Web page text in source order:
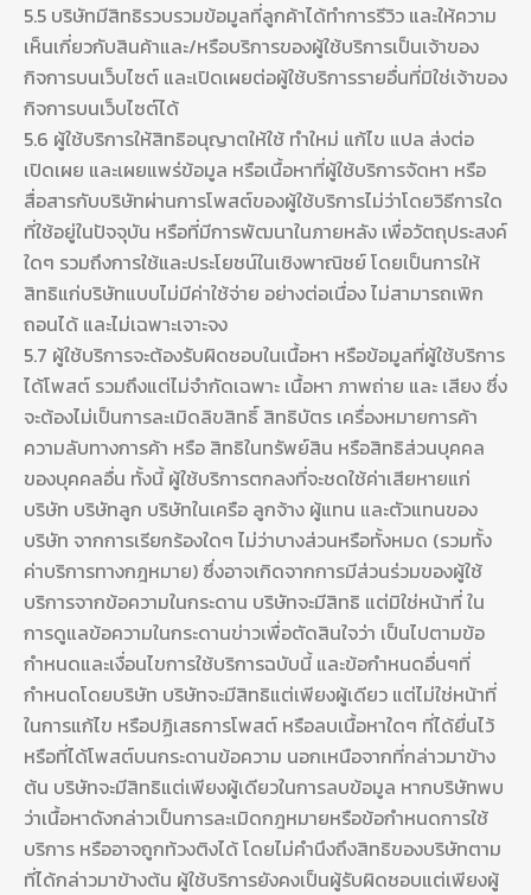
5.5 บริษัทมีสิทธิรวบรวมข้อมูลที่ลูกค้าได้ทำการรีวิว และให้ความ
เห็นเกี่ยวกับสินค้าและ/หรือบริการของผู้ใช้บริการเป็นเจ้าของ
กิจการบนเว็บไซต์ และเปิดเผยต่อผู้ใช้บริการรายอื่นที่มิใช่เจ้าของ
กิจการบนเว็บไซต์ได้
5.6 ผู้ใช้บริการให้สิทธิอนุญาตให้ใช้ ทำใหม่ แก้ไข แปล ส่งต่อ
เปิดเผย และเผยแพร่ข้อมูล หรือเนื้อหาที่ผู้ใช้บริการจัดหา หรือ
สื่อสารกับบริษัทผ่านการโพสต์ของผู้ใช้บริการไม่ว่าโดยวิธีการใด
ที่ใช้อยู่ในปัจจุบัน หรือที่มีการพัฒนาในภายหลัง เพื่อวัตถุประสงค์
ใดๆ รวมถึงการใช้และประโยชน์ในเชิงพาณิชย์ โดยเป็นการให้
สิทธิแก่บริษัทแบบไม่มีค่าใช้จ่าย อย่างต่อเนื่อง ไม่สามารถเพิก
ถอนได้ และไม่เฉพาะเจาะจง
5.7 ผู้ใช้บริการจะต้องรับผิดชอบในเนื้อหา หรือข้อมูลที่ผู้ใช้บริการ
ได้โพสต์ รวมถึงแต่ไม่จำกัดเฉพาะ เนื้อหา ภาพถ่าย และ เสียง ซึ่ง
จะต้องไม่เป็นการละเมิดลิขสิทธิ์ สิทธิบัตร เครื่องหมายการค้า
ความลับทางการค้า หรือ สิทธิในทรัพย์สิน หรือสิทธิส่วนบุคคล
ของบุคคลอื่น ทั้งนี้ ผู้ใช้บริการตกลงที่จะชดใช้ค่าเสียหายแก่
บริษัท บริษัทลูก บริษัทในเครือ ลูกจ้าง ผู้แทน และตัวแทนของ
บริษัท จากการเรียกร้องใดๆ ไม่ว่าบางส่วนหรือทั้งหมด (รวมทั้ง
ค่าบริการทางกฎหมาย) ซึ่งอาจเกิดจากการมีส่วนร่วมของผู้ใช้
บริการจากข้อความในกระดาน บริษัทจะมีสิทธิ แต่มิใช่หน้าที่ ใน
การดูแลข้อความในกระดานข่าวเพื่อตัดสินใจว่า เป็นไปตามข้อ
กำหนดและเงื่อนไขการใช้บริการฉบับนี้ และข้อกำหนดอื่นๆที่
กำหนดโดยบริษัท บริษัทจะมีสิทธิแต่เพียงผู้เดียว แต่ไม่ใช่หน้าที่
ในการแก้ไข หรือปฏิเสธการโพสต์ หรือลบเนื้อหาใดๆ ที่ได้ยื่นไว้
หรือที่ได้โพสต์บนกระดานข้อความ นอกเหนือจากที่กล่าวมาข้าง
ต้น บริษัทจะมีสิทธิแต่เพียงผู้เดียวในการลบข้อมูล หากบริษัทพบ
ว่าเนื้อหาดังกล่าวเป็นการละเมิดกฎหมายหรือข้อกำหนดการใช้
บริการ หรืออาจถูกท้วงติงได้ โดยไม่คำนึงถึงสิทธิของบริษัทตาม
ที่ได้กล่าวมาข้างต้น ผู้ใช้บริการยังคงเป็นผู้รับผิดชอบแต่เพียงผู้